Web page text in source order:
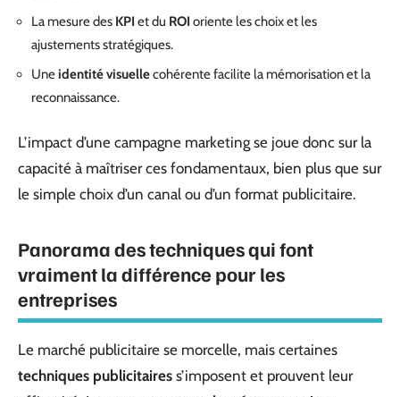
La mesure des KPI et du ROI oriente les choix et les
ajustements stratégiques.
Uneidentité visuellecohérente facilite la mémorisation et la
reconnaissance.
L’impact d’une campagne marketing se joue donc sur la
capacité à maîtriser ces fondamentaux, bien plus que sur
le simple choix d’un canal ou d’un format publicitaire.
Panorama des techniques qui font
vraiment la différence pour les
entreprises
Le marché publicitaire se morcelle, mais certaines
techniques publicitaires s’imposent et prouvent leur